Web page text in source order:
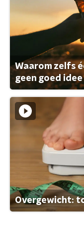
Waarom zelfs
geen goed idee
Overgewicht: